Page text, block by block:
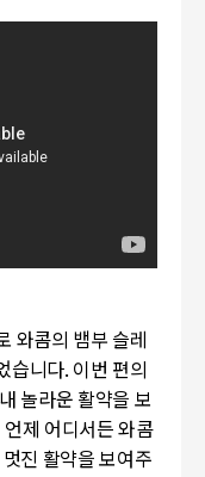
와콤의 뱀부 슬레
습니다. 이번 편의
놀라운 활약을 보
제 어디서든 와콤
진 활약을 보여주